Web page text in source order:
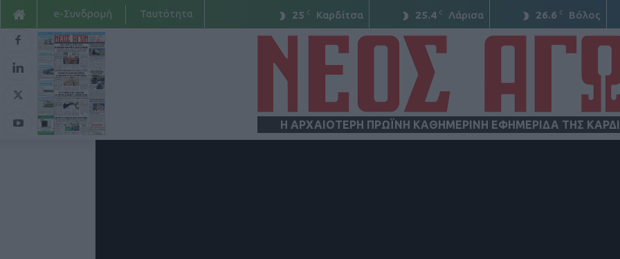
25 C Καρδίτσα 25.4 C Λάρισα 26.6 C Βόλος
e-Συνδρομή Ταυτότητα
Η ΑΡΧΑΙΟΤΕΡΗ ΠΡΩΪΝΗ ΚΑΘΗΜΕΡΙΝΗ ΕΦΗΜΕΡΙΔΑ ΤΗΣ